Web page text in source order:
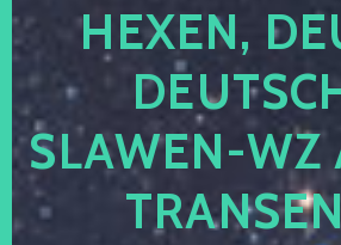
HEXEN,
SLAWEN-WZ